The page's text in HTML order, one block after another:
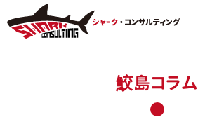
鮫島コラム